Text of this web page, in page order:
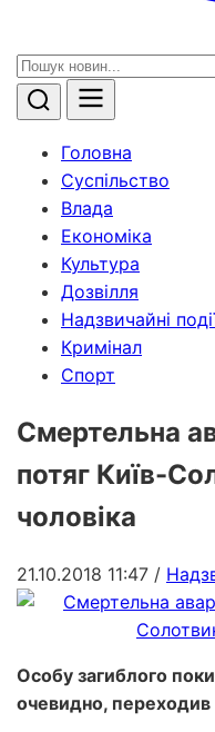
Головна
Суспільство
Влада
Економіка
Культура
Дозвілля
Надзвичайні
Кримінал
Спорт
Смертельна
потяг Київ-
чоловіка
21.10.2018 11:47 /
Особу загиблого
очевидно, переходив